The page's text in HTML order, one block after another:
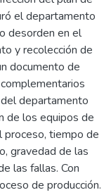
el departamento
desorden en el
y recolección de
documento de
departamento
de los equipos de
proceso, tiempo de
gravedad de las
las fallas. Con
de producción.